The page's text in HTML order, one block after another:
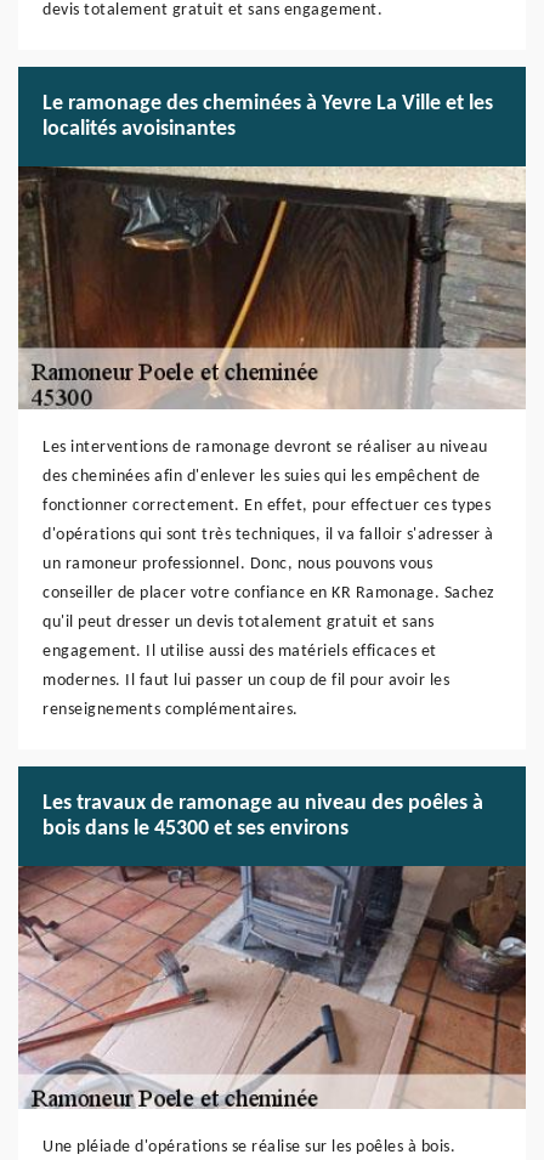
devis totalement gratuit et sans engagement.
Le ramonage des cheminées à Yevre La Ville et les
localités avoisinantes
Les interventions de ramonage devront se réaliser au niveau
des cheminées afin d'enlever les suies qui les empêchent de
fonctionner correctement. En effet, pour effectuer ces types
d'opérations qui sont très techniques, il va falloir s'adresser à
un ramoneur professionnel. Donc, nous pouvons vous
conseiller de placer votre confiance en KR Ramonage. Sachez
qu'il peut dresser un devis totalement gratuit et sans
engagement. Il utilise aussi des matériels efficaces et
modernes. Il faut lui passer un coup de fil pour avoir les
renseignements complémentaires.
Les travaux de ramonage au niveau des poêles à
bois dans le 45300 et ses environs
Une pléiade d'opérations se réalise sur les poêles à bois.